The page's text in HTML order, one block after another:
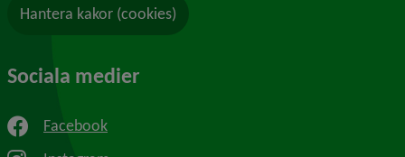
Hantera kakor (cookies)
Sociala medier
Facebook